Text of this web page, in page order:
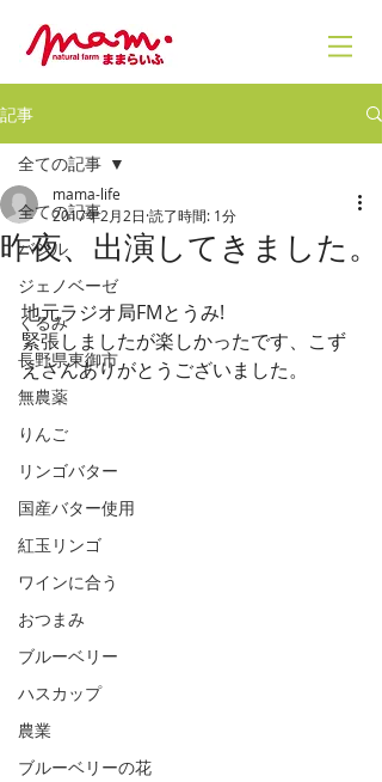
記事
全ての記事
バジル
ジェノベーゼ
くるみ
長野県東御市
無農薬
りんご
リンゴバター
国産バター使用
紅玉リンゴ
ワインに合う
おつまみ
ブルーベリー
ハスカップ
農業
ブルーベリーの花
全ての記事
昨夜、出演してきました。
mama-life
2017年2月2日 読了時間: 1分
地元ラジオ局FMとうみ!
緊張しましたが楽しかったです、こず
えさんありがとうございました。